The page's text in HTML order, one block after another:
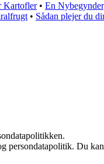
Kartofler• En
• Sådan plejer du
persondatapolitik. Du